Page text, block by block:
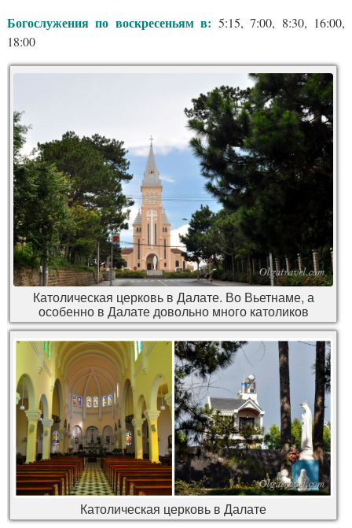
Богослужения по воскресеньям в: 5:15, 7:00, 8:30, 16:00,
18:00
Католическая церковь в Далате. Во Вьетнаме, а
особенно в Далате довольно много католиков
Католическая церковь в Далате